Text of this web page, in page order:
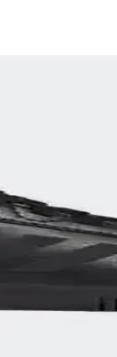
Ayakkabı
konfor sağlar.
Ayakkabı
sağlar,